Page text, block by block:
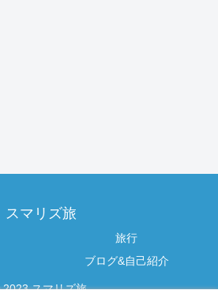
スマリズ旅
旅行
ブログ&自己紹介